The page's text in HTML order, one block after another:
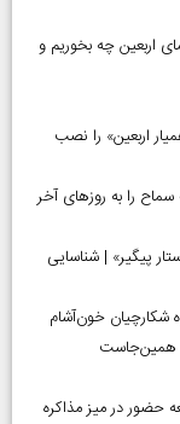
زائران اربعین ۱۴۰۵ | در گرمای اربعین چه بخوریم و
اربعین» را نصب
در سامانه سماح را به روز‌های آخر
پیگیر» | شناسایی
همین‌جاست
حضور در میز مذاکره